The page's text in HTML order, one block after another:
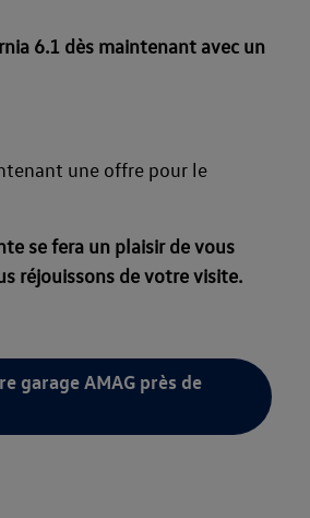
6.1 dès maintenant avec un
une offre pour le
se fera un plaisir de vous
réjouissons de votre visite.
garage AMAG près de